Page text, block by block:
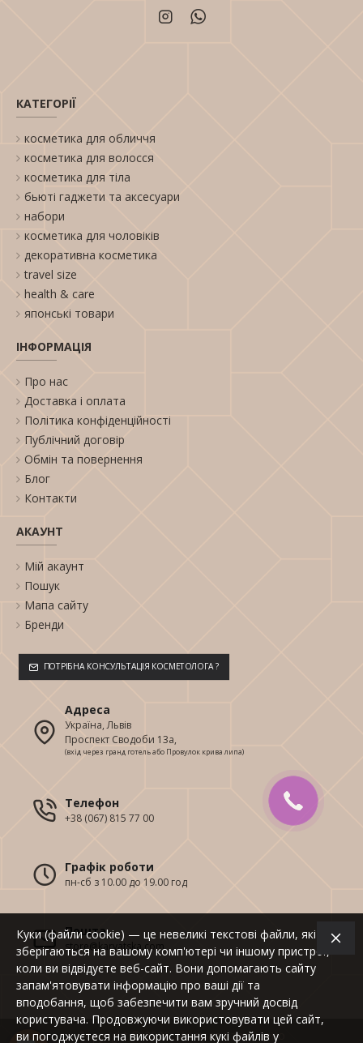
КАТЕГОРІЇ
косметика для обличчя
косметика для волосся
косметика для тіла
бьюті гаджети та аксесуари
набори
косметика для чоловіків
декоративна косметика
travel size
health & care
японські товари
ІНФОРМАЦІЯ
Про нас
Доставка і оплата
Політика конфіденційності
Публічний договір
Обмін та повернення
Блог
Контакти
АКАУНТ
Мій акаунт
Пошук
Мапа сайту
Бренди
ПОТРІБНА КОНСУЛЬТАЦІЯ КОСМЕТОЛОГА ?
Адреса
Україна, Львів
Проспект Сводоби 13а,
(вхід через гранд готель або Провулок крива липа)
Телефон
+38 (067) 815 77 00
Графік роботи
пн-сб з 10.00 до 19.00 год
Пошта
store@karvatska.com
Copyright © 2026, Усі права захищено
Куки (файли cookie) — це невеликі текстові файли, які
зберігаються на вашому комп'ютері чи іншому пристрої,
коли ви відвідуєте веб-сайт. Вони допомагають сайту
запам'ятовувати інформацію про ваші дії та
вподобання, щоб забезпечити вам зручний досвід
користувача. Продовжуючи використовувати цей сайт,
ви погоджуєтеся на використання кукі файлів у